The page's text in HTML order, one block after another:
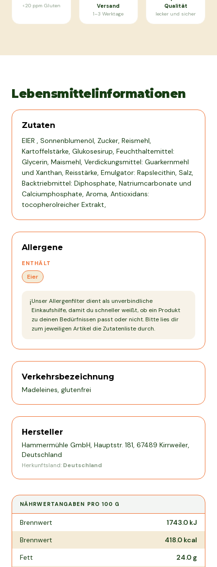
<20 ppm Gluten
Versand
1–3 Werktage
Qualität
lecker und sicher
Lebensmittelinformationen
Zutaten
EIER , Sonnenblumenöl, Zucker, Reismehl,
Kartoffelstärke, Glukosesirup, Feuchthaltemittel:
Glycerin, Maismehl, Verdickungsmittel: Guarkernmehl
und Xanthan, Reisstärke, Emulgator: Rapslecithin, Salz,
Backtriebmittel: Diphosphate, Natriumcarbonate und
Calciumphosphate, Aroma, Antioxidans:
tocopherolreicher Extrakt,
Allergene
ENTHÄLT
Eier
ℹ️Unser Allergenfilter dient als unverbindliche
Einkaufshilfe, damit du schneller weißt, ob ein Produkt
zu deinen Bedürfnissen passt oder nicht. Bitte lies dir
zum jeweiligen Artikel die Zutatenliste durch.
Verkehrsbezeichnung
Madeleines, glutenfrei
Hersteller
Hammermühle GmbH, Hauptstr. 181, 67489 Kirrweiler,
Deutschland
Herkunftsland: Deutschland
NÄHRWERTANGABEN PRO100 G
Nährwertangaben pro
Brennwert 1743.0 kJ
Brennwert
418.0 kcal
Fett
24.0 g